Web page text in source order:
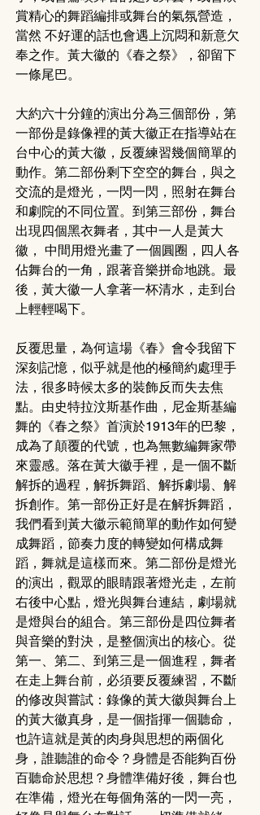
賞精心的舞蹈編排或舞台的氣氛營造，
當然 不好運的話也會遇上沉悶和新意欠
奉之作。黃大徽的《春之祭》，卻留下
一條尾巴。
大約六十分鐘的演出分為三個部份，第
一部份是錄像裡的黃大徽正在指導站在
台中心的黃大徽，反覆練習幾個簡單的
動作。第二部份剩下空空的舞台，與之
交流的是燈光，一閃一閃，照射在舞台
和劇院的不同位置。到第三部份，舞台
出現四個黑衣舞者，其中一人是黃大
徽， 中間用燈光畫了一個圓圈，四人各
佔舞台的一角，跟著音樂拼命地跳。最
後，黃大徽一人拿著一杯清水，走到台
上輕輕喝下。
反覆思量，為何這場《春》會令我留下
深刻記憶，似乎就是他的極簡約處理手
法，很多時候太多的裝飾反而失去焦
點。由史特拉汶斯基作曲，尼金斯基編
舞的《春之祭》首演於1913年的巴黎，
成為了顛覆的代號，也為無數編舞家帶
來靈感。落在黃大徽手裡，是一個不斷
解拆的過程，解拆舞蹈、解拆劇場、解
拆創作。第一部份正好是在解拆舞蹈，
我們看到黃大徽示範簡單的動作如何變
成舞蹈，節奏力度的轉變如何構成舞
蹈，舞就是這樣而來。第二部份是燈光
的演出，觀眾的眼睛跟著燈光走，左前
右後中心點，燈光與舞台連結，劇場就
是燈與台的組合。第三部份是四位舞者
與音樂的對決，是整個演出的核心。從
第一、第二、到第三是一個進程，舞者
在走上舞台前，必須要反覆練習，不斷
的修改與嘗試：錄像的黃大徽與舞台上
的黃大徽真身，是一個指揮一個聽命，
也許這就是黃的肉身與思想的兩個化
身，誰聽誰的命令？身體是否能夠百份
百聽命於思想？身體準備好後，舞台也
在準備，燈光在每個角落的一閃一亮，